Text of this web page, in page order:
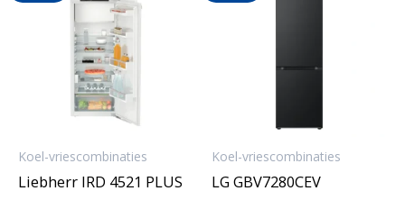
Koel-vriescombinaties
Liebherr IRD 4521 PLUS
Koel-vriescombinaties
LG GBV7280CEV